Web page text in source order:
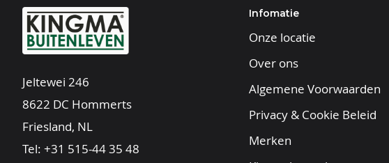
Jeltewei 246
8622 DC Hommerts
Friesland, NL
Tel: +31 515-44 35 48
Infomatie
Onze locatie
Over ons
Algemene Voorwaarden
Privacy & Cookie Beleid
Merken